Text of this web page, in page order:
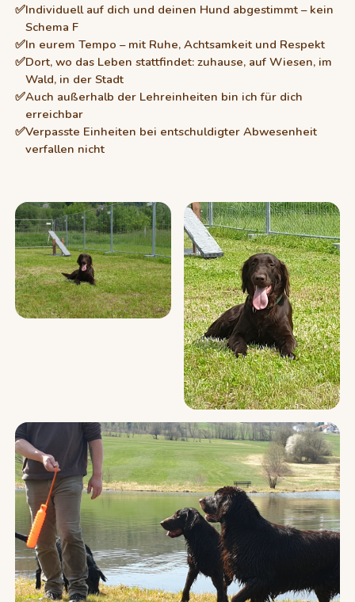
Individuell auf dich und deinen Hund abgestimmt – kein
Schema F
In eurem Tempo – mit Ruhe, Achtsamkeit und Respekt
Dort, wo das Leben stattfindet: zuhause, auf Wiesen, im
Wald, in der Stadt
Auch außerhalb der Lehreinheiten bin ich für dich
erreichbar
Verpasste Einheiten bei entschuldigter Abwesenheit
verfallen nicht